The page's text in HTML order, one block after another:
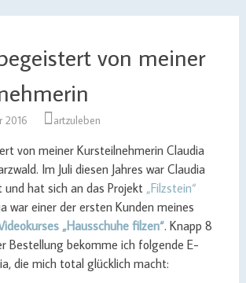
von meiner
2016 artzuleben
von meiner Kursteilnehmerin Claudia
Im Juli diesen Jahres war Claudia
und hat sich an das Projekt „Filzstein“
war einer der ersten Kunden meines
„Hausschuhe filzen“. Knapp 8
Bestellung bekomme ich folgende E-
die mich total glücklich macht: